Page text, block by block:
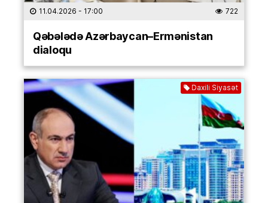
11.04.2026 - 17:00 722
Qəbələdə Azərbaycan–Ermənistan
dialoqu
Daxili Siyasət